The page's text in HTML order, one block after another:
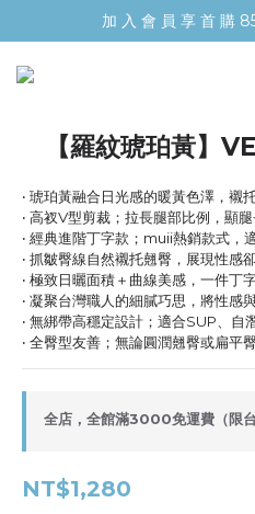
加 入 會 員 享 首 購
【羅紋琥珀黃】
‧ 琥珀黃融合日光感的暖黃色澤，襯
‧ 高衩V型剪裁；拉長腿部比例，顯
‧ 經典進階丁字款；muii熱銷款式，
‧ 抓皺臀線自然襯托翹臀，展現性感
‧ 極致日曬面積＋曲線美感，一件丁
‧ 凝聚台灣職人的細膩巧思，將性感
‧ 無綁帶高穩定設計；適合SUP、自
‧ 全臀型友善；無論圓潤翹臀或扁平
全店，全館滿3000免運費（限台
NT$1,280